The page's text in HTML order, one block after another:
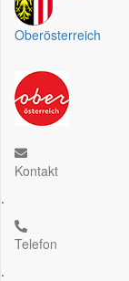
Oberösterreich
Kontakt
.
Telefon
.